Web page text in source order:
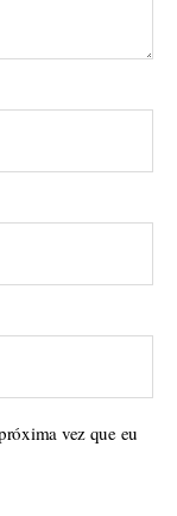
vez que eu